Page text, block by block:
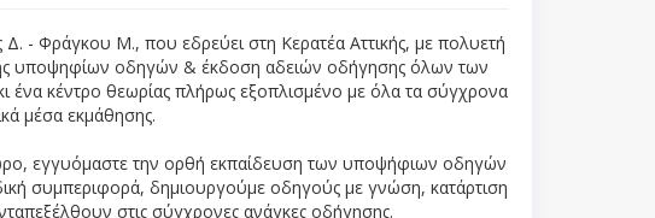
Δ. - Φράγκου Μ., που εδρεύει στη Κερατέα Αττικής, με πολυετή
υποψηφίων οδηγών & έκδοση αδειών οδήγησης όλων των
ένα κέντρο θεωρίας πλήρως εξοπλισμένο με όλα τα σύγχρονα
μέσα εκμάθησης.
εγγυόμαστε την ορθή εκπαίδευση των υποψήφιων οδηγών
συμπεριφορά, δημιουργούμε οδηγούς με γνώση, κατάρτιση
στις σύγχρονες ανάγκες οδήγησης.